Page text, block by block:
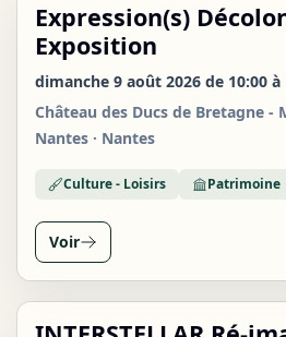
DIM
09
AOÛT
Expression(s)
Exposition
dimanche 9 août 2026 de 10:00 à
Château des Ducs de Bretagne -
Nantes · Nantes
Culture - Loisirs Patrimoine
Voir
DIM